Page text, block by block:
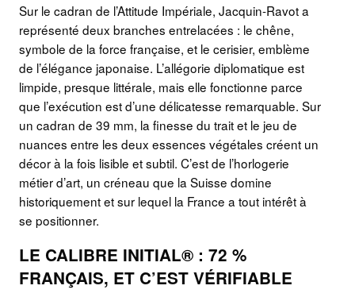
Sur le cadran de l’Attitude Impériale, Jacquin-Ravot a
représenté deux branches entrelacées : le chêne,
symbole de la force française, et le cerisier, emblème
de l’élégance japonaise. L’allégorie diplomatique est
limpide, presque littérale, mais elle fonctionne parce
que l’exécution est d’une délicatesse remarquable. Sur
un cadran de 39 mm, la finesse du trait et le jeu de
nuances entre les deux essences végétales créent un
décor à la fois lisible et subtil. C’est de l’horlogerie
métier d’art, un créneau que la Suisse domine
historiquement et sur lequel la France a tout intérêt à
se positionner.
LE CALIBRE INITIAL® : 72 %
FRANÇAIS, ET C’EST VÉRIFIABLE